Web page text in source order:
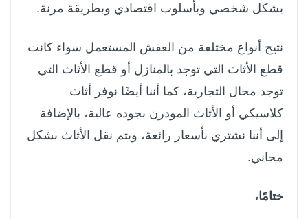
بشكل شخصي وبأسلوب اقتصادي وبطريقة مرنة.
نتيح أنواع مختلفة من العفش المستعمل سواء كانت
قطع الأثاث التي توجد بالمنازل أو قطع الأثاث التي
توجد محال التجارية، كما أننا أيضًا نوفر أثاث
كلاسيكي أو الأثاث المودرن بجوده عالية، بالإضافة
إلى أننا نشتري بأسعار رائعة، ويتم نقل الأثاث بشكل
مجاني.
ختامًا،